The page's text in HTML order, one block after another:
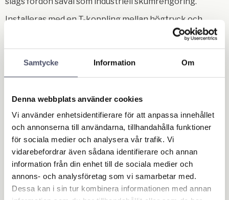
Samtycke Information Om
Denna webbplats använder cookies
Vi använder enhetsidentifierare för att anpassa innehållet
och annonserna till användarna, tillhandahålla funktioner
för sociala medier och analysera vår trafik. Vi
vidarebefordrar även sådana identifierare och annan
information från din enhet till de sociala medier och
annons- och analysföretag som vi samarbetar med.
Dessa kan i sin tur kombinera informationen med annan
Installeras med en T-koppling mellan högtryck och
Anslutningen från injektionsenheten till
högtrycksskumlansen görs med valfri högtrycksslang
med en längd upp till 40 m.
Stora besparingar av både rengöringsmedel och tid kan
uppnås eftersom skumlansen
har rengöringsmedel direkt tillgängligt utan att man
behöver ändra inställningar på
enheten eller att man behöver ytterligare annan
utrustning.